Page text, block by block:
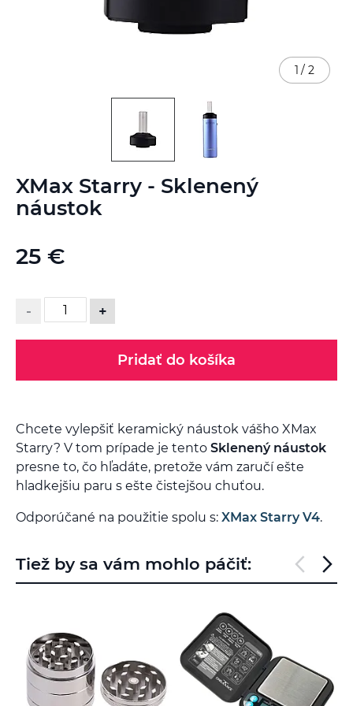
XMax Starry - Sklenený
náustok
25 €
- +
Pridať do košíka
Chcete vylepšiť keramický náustok vášho XMax
Starry? V tom prípade je tento Sklenený náustok
presne to, čo hľadáte, pretože vám zaručí ešte
hladkejšiu paru s ešte čistejšou chuťou.
Odporúčané na použitie spolu s: XMax Starry V4.
1 / 2
na
začiatok
galérie
Tiež by sa vám mohlo páčiť: